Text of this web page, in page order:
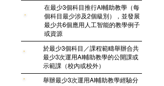
在最少3個科目推行AI輔助教學（每
個科目最少涉及2個級別），並發展
最少共6個應用人工智能的教學例子
或資源
於最少3個科目／課程範疇舉辦合共
最少3次運用AI輔助教學的公開課或
示範課（校內或校外）
舉辦最少3次運用AI輔助教學經驗分